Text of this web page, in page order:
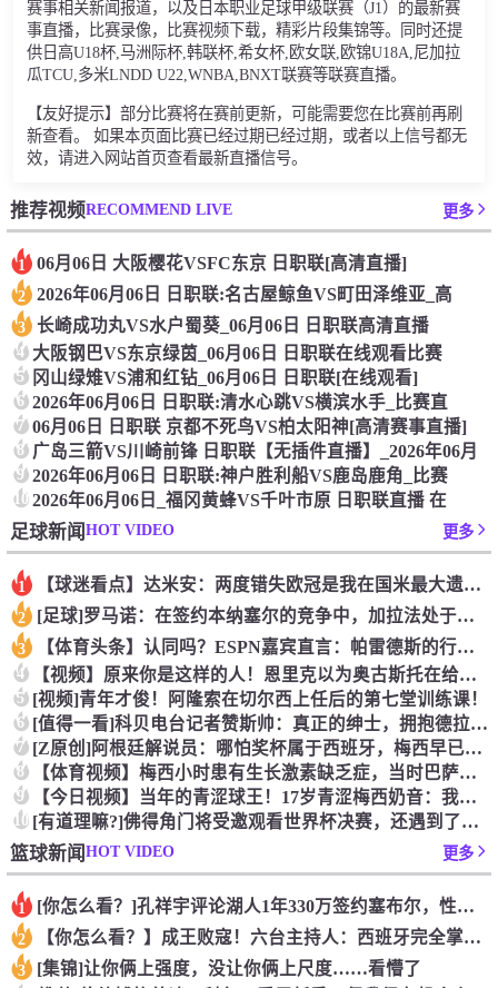
赛事相关新闻报道，以及日本职业足球甲级联赛（J1）的最新赛
事直播，比赛录像，比赛视频下载，精彩片段集锦等。同时还提
供日高U18杯,马洲际杯,韩联杯,希女杯,欧女联,欧锦U18A,尼加拉
瓜TCU,多米LNDD U22,WNBA,BNXT联赛等联赛直播。
【友好提示】部分比赛将在赛前更新，可能需要您在比赛前再刷
新查看。 如果本页面比赛已经过期已经过期，或者以上信号都无
效，请进入网站首页查看最新直播信号。
推荐视频RECOMMEND LIVE 更多
1 06月06日 大阪樱花VSFC东京 日职联[高清直播]
2 2026年06月06日 日职联:名古屋鲸鱼VS町田泽维亚_高
3 长崎成功丸VS水户蜀葵_06月06日 日职联高清直播
4 大阪钢巴VS东京绿茵_06月06日 日职联在线观看比赛
5 冈山绿雉VS浦和红钻_06月06日 日职联[在线观看]
6 2026年06月06日 日职联:清水心跳VS横滨水手_比赛直
7 06月06日 日职联 京都不死鸟VS柏太阳神[高清赛事直播]
8 广岛三箭VS川崎前锋 日职联【无插件直播】_2026年06月
9 2026年06月06日 日职联:神户胜利船VS鹿岛鹿角_比赛
102026年06月06日_福冈黄蜂VS千叶市原 日职联直播 在
足球新闻HOT VIDEO 更多
1 【球迷看点】达米安：两度错失欧冠是我在国米最大遗憾，不退役我
2 [足球]罗马诺：在签约本纳塞尔的竞争中，加拉法处于领先地位
3 【体育头条】认同吗？ESPN嘉宾直言：帕雷德斯的行为无法容忍
4 【视频】原来你是这样的人！恩里克以为奥古斯托在给自己拍照，但
5 [视频]青年才俊！阿隆索在切尔西上任后的第七堂训练课！
6 [值得一看]科贝电台记者赞斯帅：真正的绅士，拥抱德拉富恩特+
7 [Z原创]阿根廷解说员：哪怕奖杯属于西班牙，梅西早已唤醒阿根
8 【体育视频】梅西小时患有生长激素缺乏症，当时巴萨总监看了比赛
9 【今日视频】当年的青涩球王！17岁青涩梅西奶音：我们用节奏把
10 [有道理嘛?]佛得角门将受邀观看世界杯决赛，还遇到了传奇门将
篮球新闻HOT VIDEO 更多
1 [你怎么看？]孔祥宇评论湖人1年330万签约塞布尔，性价比极
2 【你怎么看？】成王败寇！六台主持人：西班牙完全掌控比赛，阿根
3 [集锦]让你俩上强度，没让你俩上尺度……看懵了